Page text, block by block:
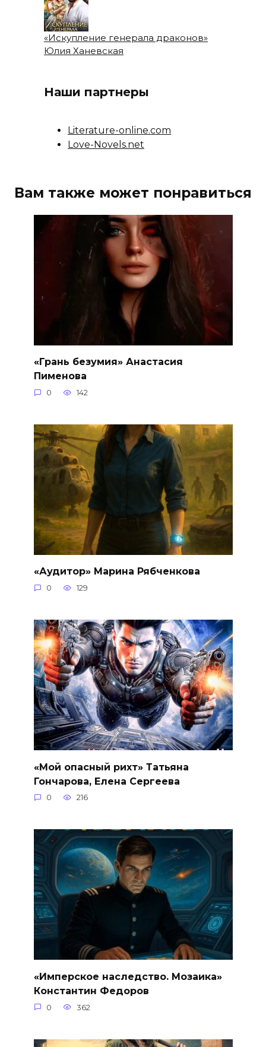
«Искупление генерала драконов»
Юлия Ханевская
Наши партнеры
Literature-online.com
Love-Novels.net
Вам также может понравиться
«Грань безумия» Анастасия
Пименова
0 142
«Аудитор» Марина Рябченкова
0 129
«Мой опасный рихт» Татьяна
Гончарова, Елена Сергеева
0 216
«Имперское наследство. Мозаика»
Константин Федоров
0 362